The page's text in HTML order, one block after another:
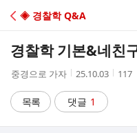
C
A
◈ 경찰학 Q&A
경찰학 기본&네친
작
자
중경으로 가자
작
시
간
25.10.03
조
117
목록 댓글 1